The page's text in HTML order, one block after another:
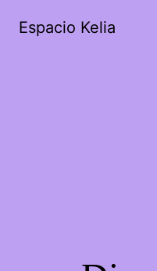
Espacio Kelia